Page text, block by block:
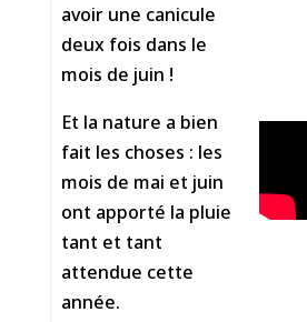
avoir une canicule
deux fois dans le
mois de juin !
Et la nature a bien
fait les choses : les
mois de mai et juin
ont apporté la pluie
tant et tant
attendue cette
année.